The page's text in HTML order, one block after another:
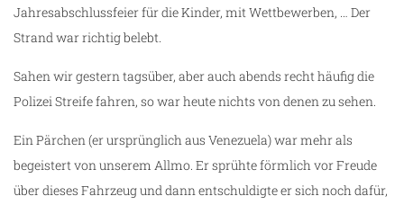
Jahresabschlussfeier für die Kinder, mit Wettbewerben, … Der
Strand war richtig belebt.
Sahen wir gestern tagsüber, aber auch abends recht häufig die
Polizei Streife fahren, so war heute nichts von denen zu sehen.
Ein Pärchen (er ursprünglich aus Venezuela) war mehr als
begeistert von unserem Allmo. Er sprühte förmlich vor Freude
über dieses Fahrzeug und dann entschuldigte er sich noch dafür,